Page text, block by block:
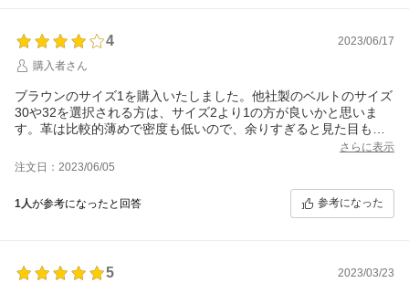
加えてメッシュ編み込みである事から、夏場の汗や暑さも若干軽
減
されるかもしれません。
来夏が楽しみです。
以上
4
2023/06/17
購入者さん
ブラウンのサイズ1を購入いたしました。他社製のベルトのサイズ
30や32を選択される方は、サイズ2より1の方が良いかと思いま
す。革は比較的薄めで密度も低いので、余りすぎると見た目もよ
くありませんし剣先が垂れます。色味は赤味控えめでその分黄味
が強めの明るめのブラウンでした。バックルの質感は良く、厚み
さらに表示
注文日：2023/06/05
1人が参考になったと回答 参考になった
5
2023/03/23